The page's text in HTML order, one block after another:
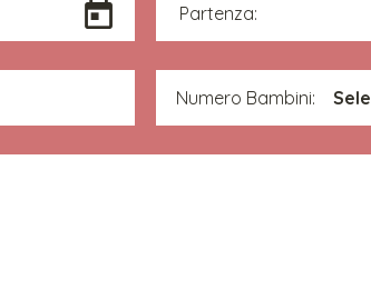
Partenza:
Numero Bambini: